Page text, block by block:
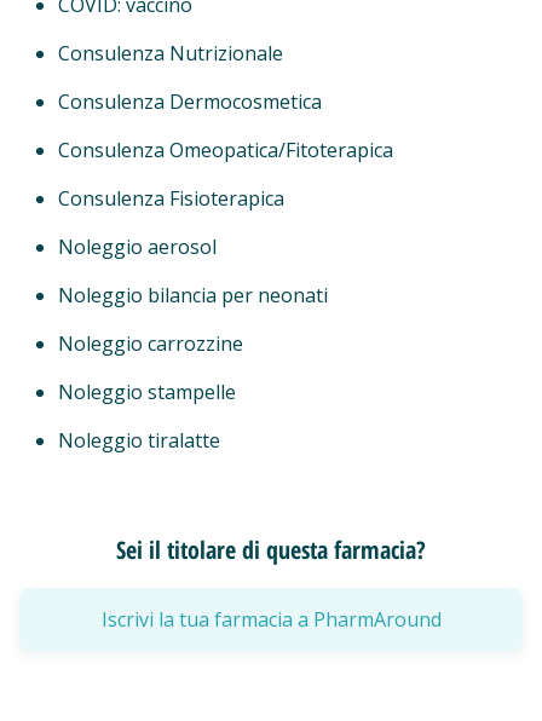
Consulenza Nutrizionale
Consulenza Dermocosmetica
Consulenza Omeopatica/Fitoterapica
Consulenza Fisioterapica
Noleggio aerosol
Noleggio bilancia per neonati
Noleggio carrozzine
Noleggio stampelle
Noleggio tiralatte
Sei il titolare di questa farmacia?
Iscrivi la tua farmacia a PharmAround